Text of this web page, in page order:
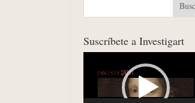
Suscríbete a Investigart